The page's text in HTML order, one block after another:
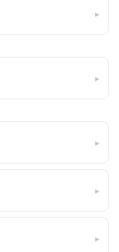
▸
▸
▸
▸
▸